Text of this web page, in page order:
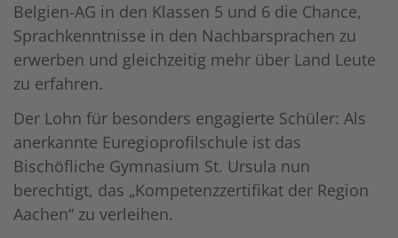
Belgien-AG in den Klassen 5 und 6 die Chance,
Sprachkenntnisse in den Nachbarsprachen zu
erwerben und gleichzeitig mehr über Land Leute
zu erfahren.
Der Lohn für besonders engagierte Schüler: Als
anerkannte Euregioprofilschule ist das
Bischöfliche Gymnasium St. Ursula nun
berechtigt, das „Kompetenzzertifikat der Region
Aachen“ zu verleihen.